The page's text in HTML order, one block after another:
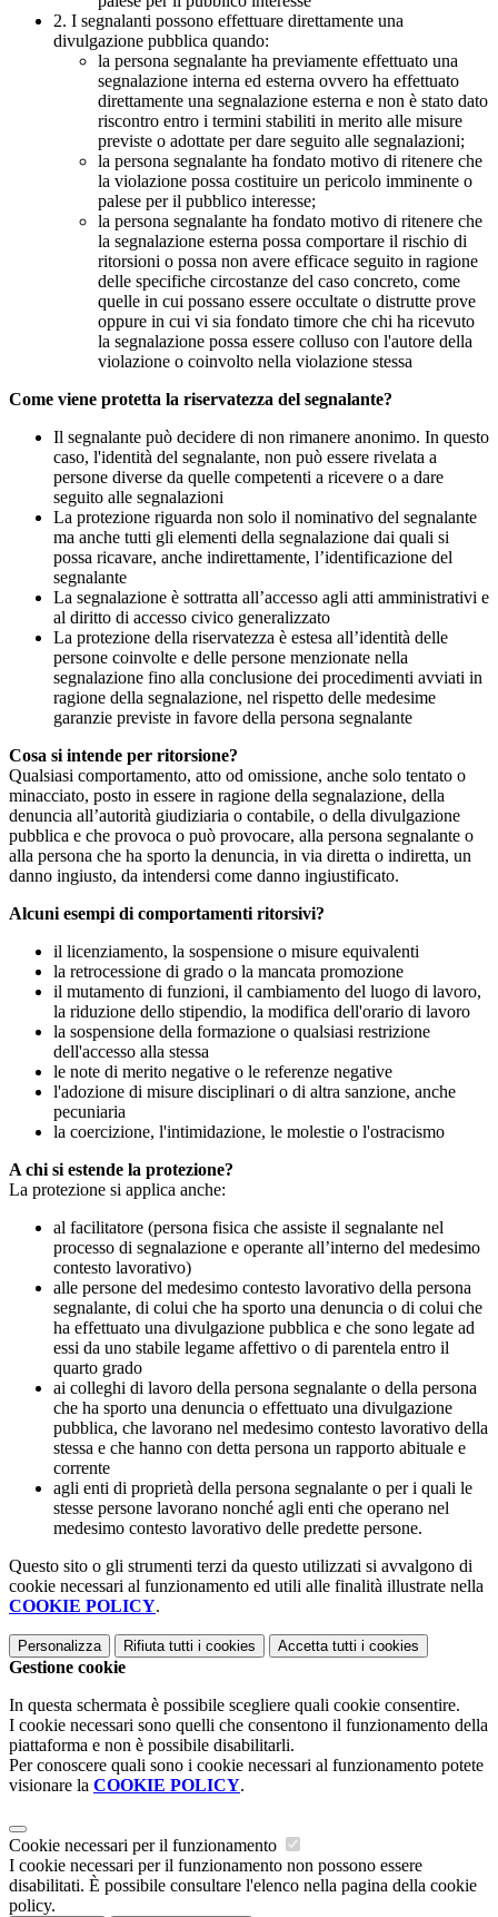
2. I segnalanti possono effettuare direttamente una
divulgazione pubblica quando:
la persona segnalante ha previamente effettuato una
segnalazione interna ed esterna ovvero ha effettuato
direttamente una segnalazione esterna e non è stato dato
riscontro entro i termini stabiliti in merito alle misure
previste o adottate per dare seguito alle segnalazioni;
la persona segnalante ha fondato motivo di ritenere che
la violazione possa costituire un pericolo imminente o
palese per il pubblico interesse;
la persona segnalante ha fondato motivo di ritenere che
la segnalazione esterna possa comportare il rischio di
ritorsioni o possa non avere efficace seguito in ragione
delle specifiche circostanze del caso concreto, come
quelle in cui possano essere occultate o distrutte prove
oppure in cui vi sia fondato timore che chi ha ricevuto
la segnalazione possa essere colluso con l'autore della
violazione o coinvolto nella violazione stessa
Come viene protetta la riservatezza del segnalante?
Il segnalante può decidere di non rimanere anonimo. In questo
caso, l'identità del segnalante, non può essere rivelata a
persone diverse da quelle competenti a ricevere o a dare
seguito alle segnalazioni
La protezione riguarda non solo il nominativo del segnalante
ma anche tutti gli elementi della segnalazione dai quali si
possa ricavare, anche indirettamente, l’identificazione del
segnalante
La segnalazione è sottratta all’accesso agli atti amministrativi e
al diritto di accesso civico generalizzato
La protezione della riservatezza è estesa all’identità delle
persone coinvolte e delle persone menzionate nella
segnalazione fino alla conclusione dei procedimenti avviati in
ragione della segnalazione, nel rispetto delle medesime
garanzie previste in favore della persona segnalante
Cosa si intende per ritorsione?
Qualsiasi comportamento, atto od omissione, anche solo tentato o
minacciato, posto in essere in ragione della segnalazione, della
denuncia all’autorità giudiziaria o contabile, o della divulgazione
pubblica e che provoca o può provocare, alla persona segnalante o
alla persona che ha sporto la denuncia, in via diretta o indiretta, un
danno ingiusto, da intendersi come danno ingiustificato.
Alcuni esempi di comportamenti ritorsivi?
il licenziamento, la sospensione o misure equivalenti
la retrocessione di grado o la mancata promozione
il mutamento di funzioni, il cambiamento del luogo di lavoro,
la riduzione dello stipendio, la modifica dell'orario di lavoro
la sospensione della formazione o qualsiasi restrizione
dell'accesso alla stessa
le note di merito negative o le referenze negative
l'adozione di misure disciplinari o di altra sanzione, anche
pecuniaria
la coercizione, l'intimidazione, le molestie o l'ostracismo
A chi si estende la protezione?
La protezione si applica anche:
al facilitatore (persona fisica che assiste il segnalante nel
processo di segnalazione e operante all’interno del medesimo
contesto lavorativo)
alle persone del medesimo contesto lavorativo della persona
segnalante, di colui che ha sporto una denuncia o di colui che
ha effettuato una divulgazione pubblica e che sono legate ad
essi da uno stabile legame affettivo o di parentela entro il
quarto grado
ai colleghi di lavoro della persona segnalante o della persona
che ha sporto una denuncia o effettuato una divulgazione
pubblica, che lavorano nel medesimo contesto lavorativo della
stessa e che hanno con detta persona un rapporto abituale e
corrente
agli enti di proprietà della persona segnalante o per i quali le
stesse persone lavorano nonché agli enti che operano nel
medesimo contesto lavorativo delle predette persone.
Questo sito o gli strumenti terzi da questo utilizzati si avvalgono di
cookie necessari al funzionamento ed utili alle finalità illustrate nella
COOKIE POLICY.
Personalizza Rifiuta tutti i cookies Accetta tutti i cookies
Gestione cookie
In questa schermata è possibile scegliere quali cookie consentire.
I cookie necessari sono quelli che consentono il funzionamento della
piattaforma e non è possibile disabilitarli.
Per conoscere quali sono i cookie necessari al funzionamento potete
visionare la COOKIE POLICY.
Cookie necessari per il funzionamento
I cookie necessari per il funzionamento non possono essere
disabilitati. È possibile consultare l'elenco nella pagina della cookie
policy.